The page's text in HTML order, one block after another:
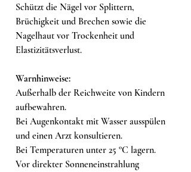
Schützt die Nägel vor Splittern,
Brüchigkeit und Brechen sowie die
Nagelhaut vor Trockenheit und
Elastizitätsverlust.
Warnhinweise:
Außerhalb der Reichweite von Kindern
aufbewahren.
Bei Augenkontakt mit Wasser ausspülen
und einen Arzt konsultieren.
Bei Temperaturen unter 25 °C lagern.
Vor direkter Sonneneinstrahlung